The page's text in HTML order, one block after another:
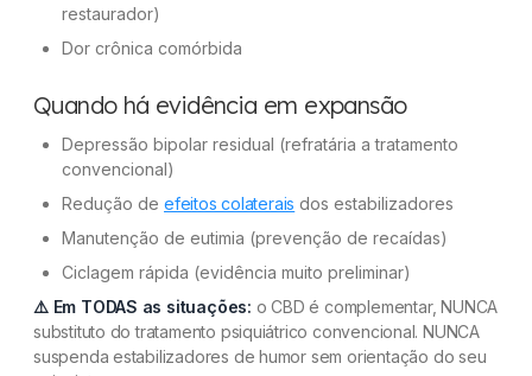
restaurador)
Dor crônica comórbida
Quando há evidência em expansão
Depressão bipolar residual (refratária a tratamento
convencional)
Redução de efeitos colaterais dos estabilizadores
Manutenção de eutimia (prevenção de recaídas)
Ciclagem rápida (evidência muito preliminar)
⚠️ Em TODAS as situações: o CBD é complementar, NUNCA
substituto do tratamento psiquiátrico convencional. NUNCA
suspenda estabilizadores de humor sem orientação do seu